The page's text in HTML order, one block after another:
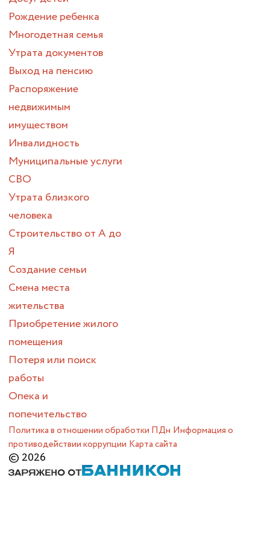
Рождение ребенка
Многодетная семья
Утрата документов
Выход на пенсию
Распоряжение
недвижимым
имуществом
Инвалидность
Муниципальные услуги
СВО
Утрата близкого
человека
Строительство от А до
Я
Создание семьи
Смена места
жительства
Приобретение жилого
помещения
Потеря или поиск
работы
Опека и
попечительство
Политика в отношении обработки ПДн Информация о
противодействии коррупции Карта сайта
© 2026